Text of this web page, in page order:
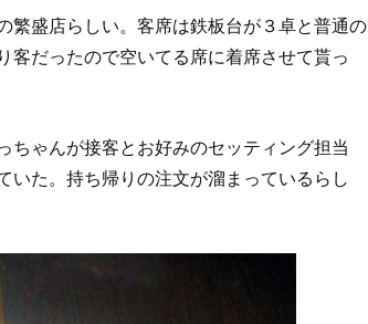
繁盛店らしい。客席は鉄板台が３卓と普通の
客だったので空いてる席に着席させて貰っ
ちゃんが接客とお好みのセッティング担当
いた。持ち帰りの注文が溜まっているらし